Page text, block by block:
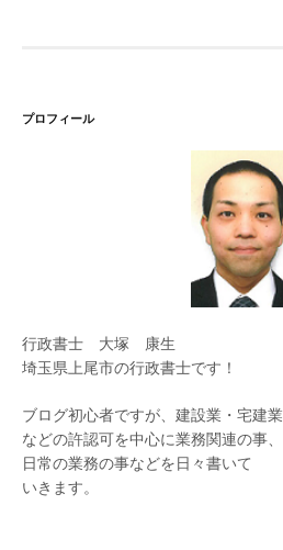
プロフィール
行政書士 大塚 康生
埼玉県上尾市の行政書士です！
ブログ初心者ですが、建設業・宅建業
などの許認可を中心に業務関連の事、
日常の業務の事などを日々書いて
いきます。